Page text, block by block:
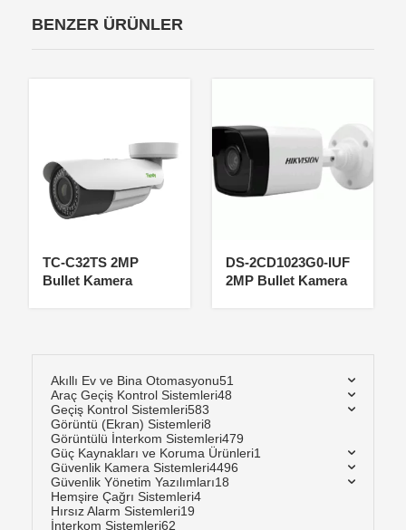
BENZER ÜRÜNLER
TC-C32TS 2MP
Bullet Kamera
DS-2CD1023G0-IUF
2MP Bullet Kamera
Akıllı Ev ve Bina Otomasyonu51
Araç Geçiş Kontrol Sistemleri48
Geçiş Kontrol Sistemleri583
Görüntü (Ekran) Sistemleri8
Görüntülü İnterkom Sistemleri479
Güç Kaynakları ve Koruma Ürünleri1
Güvenlik Kamera Sistemleri4496
Güvenlik Yönetim Yazılımları18
Hemşire Çağrı Sistemleri4
Hırsız Alarm Sistemleri19
İnterkom Sistemleri62